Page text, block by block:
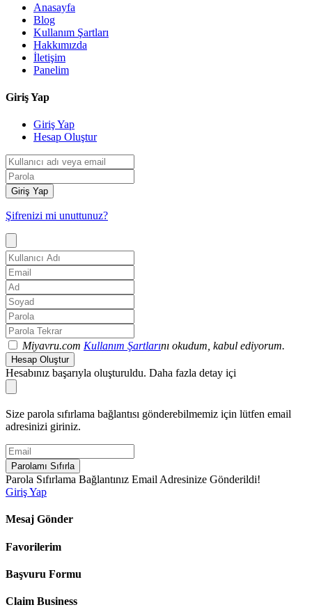
Anasayfa
Blog
Kullanım Şartları
Hakkımızda
İletişim
Panelim
Giriş Yap
Giriş Yap
Hesap Oluştur
Giriş Yap
Şifrenizi mi unuttunuz?
Miyavru.com Kullanım Şartlarını okudum, kabul ediyorum.
Hesap Oluştur
Hesabınız başarıyla oluşturuldu. Daha fazla detay içi
Size parola sıfırlama bağlantısı gönderebilmemiz için lütfen email
adresinizi giriniz.
Parolamı Sıfırla
Parola Sıfırlama Bağlantınız Email Adresinize Gönderildi!
Giriş Yap
Mesaj Gönder
Favorilerim
Başvuru Formu
Claim Business